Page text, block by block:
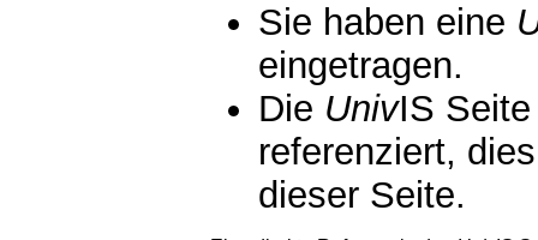
Sie haben eine
eingetragen.
Die UnivIS
referenziert,
dieser Seite.